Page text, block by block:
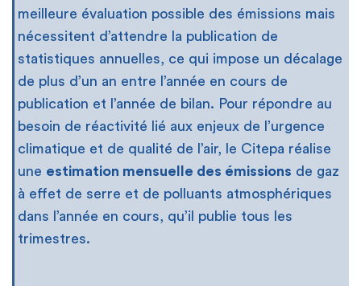
meilleure évaluation possible des émissions mais
nécessitent d’attendre la publication de
statistiques annuelles, ce qui impose un décalage
de plus d’un an entre l’année en cours de
publication et l’année de bilan. Pour répondre au
besoin de réactivité lié aux enjeux de l’urgence
climatique et de qualité de l’air, le Citepa réalise
une estimation mensuelle des émissions de gaz
à effet de serre et de polluants atmosphériques
dans l’année en cours, qu’il publie tous les
trimestres.